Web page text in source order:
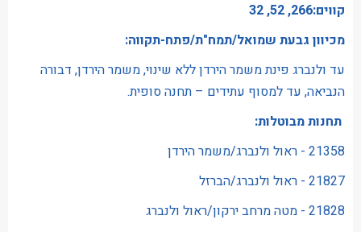
קווים:266, 52, 32
מכיוון גבעת שמואל/תמח"ת/פתח-תקווה:
עד ולנברג פינת משמר הירדן ללא שינוי, משמר הירדן, דבורה
הנביאה, עד למסוף עתידים – תחנה סופית.
תחנות מבוטלות:
21358 - ראול ולנברג/משמר הירדן
21827 - ראול ולנברג/הברזל
21828 - מטה מרחב ירקון/ראול ולנברג